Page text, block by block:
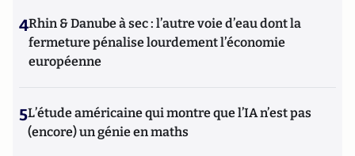
4Rhin & Danube à sec : l’autre voie d’eau dont la
fermeture pénalise lourdement l’économie
européenne
5L’étude américaine qui montre que l’IA n’est pas
(encore) un génie en maths